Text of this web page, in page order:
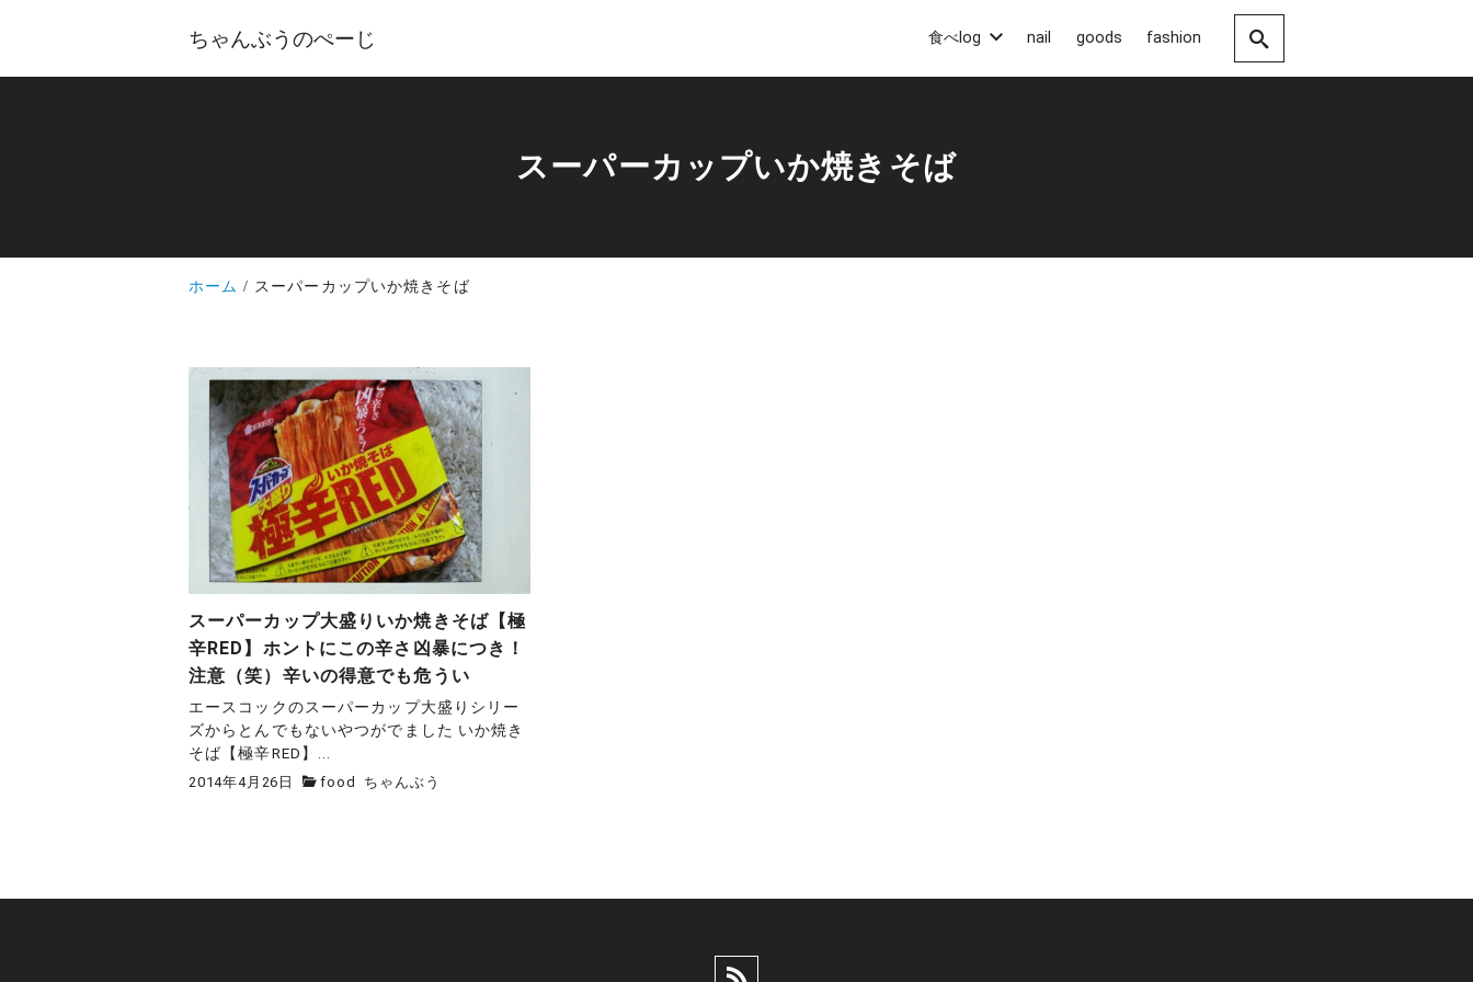
ちゃんぶうのぺーじ 食べlog nail goods fashion
スーパーカップいか焼きそば
ホーム スーパーカップいか焼きそば
スーパーカップ大盛りいか焼きそば【極
辛RED】ホントにこの辛さ凶暴につき！
注意（笑）辛いの得意でも危うい
エースコックのスーパーカップ大盛りシリー
ズからとんでもないやつがでました いか焼き
そば【極辛RED】...
2014年4月26日 food ちゃんぶう